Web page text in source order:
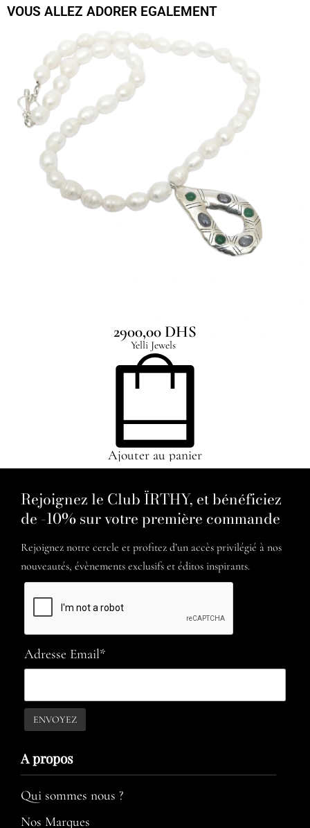
VOUS ALLEZ ADORER EGALEMENT
Yelli Jewels
2900,00 DHS
Ajouter au panier
Rejoignez le Club ÏRTHY, et bénéficiez
de -10% sur votre première commande
Rejoignez notre cercle et profitez d’un accès privilégié à nos
nouveautés, évènements exclusifs et éditos inspirants.
Adresse Email*
A propos​
Qui sommes nous ?
Nos Marques